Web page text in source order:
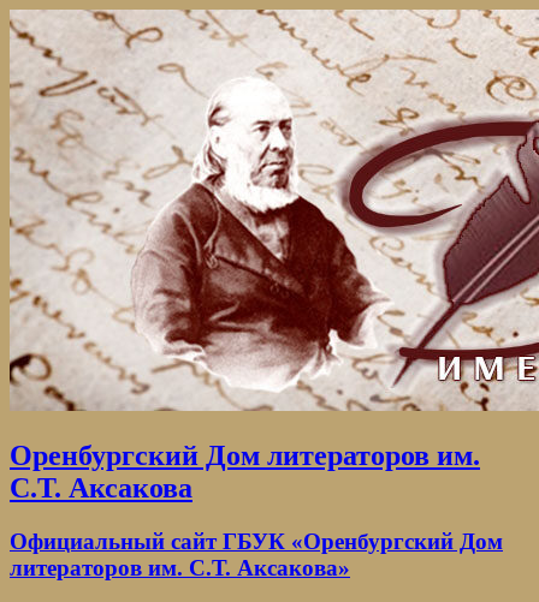
Оренбургский Дом литераторов им.
С.Т. Аксакова
Официальный сайт ГБУК «Оренбургский Дом
литераторов им. С.Т. Аксакова»